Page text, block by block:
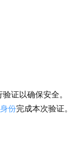
证以确保安全。
份完成本次验证。